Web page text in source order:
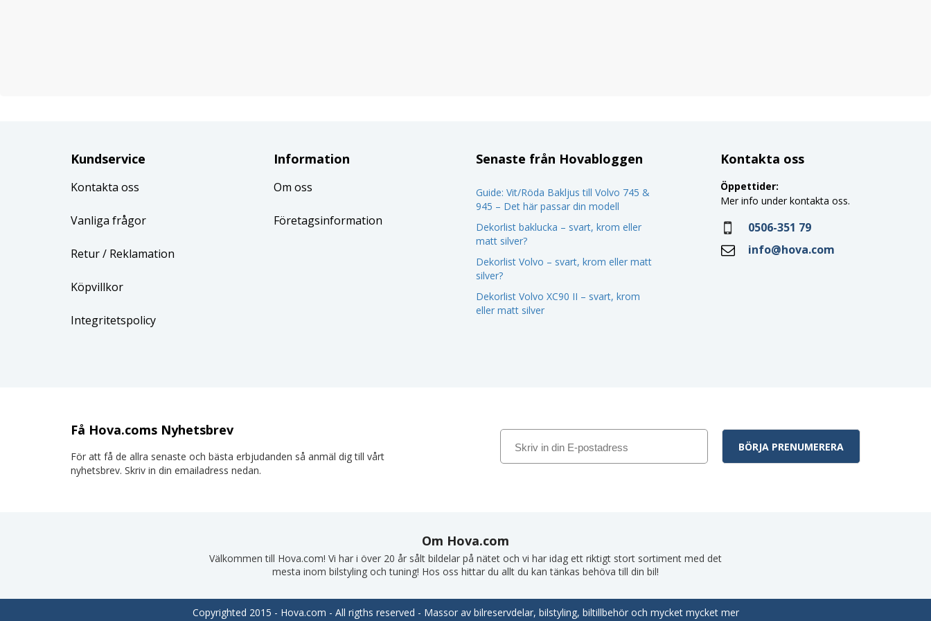
Kundservice
Kontakta oss
Vanliga frågor
Retur/ Reklamation
Köpvillkor
Integritetspolicy
Information
Om oss
Företagsinformation
Senaste från Hovabloggen
Guide: Vit/Röda Bakljus till Volvo 745 &
945 – Det här passar din modell
Dekorlist baklucka – svart, krom eller
matt silver?
Dekorlist Volvo – svart, krom eller matt
silver?
Dekorlist Volvo XC90 II – svart, krom
eller matt silver
Kontakta oss
Öppettider:
Mer info under kontakta oss.
0506-351 79
info@hova.com
Få Hova.coms Nyhetsbrev
För att få de allra senaste och bästa erbjudanden så anmäl dig till vårt
nyhetsbrev. Skriv in din emailadress nedan.
Om Hova.com
Välkommen till Hova.com! Vi har i över 20 år sålt bildelar på nätet och vi har idag ett riktigt stort sortiment med det
mesta inom bilstyling och tuning! Hos oss hittar du allt du kan tänkas behöva till din bil!
Copyrighted 2015 - Hova.com - All rigths reserved - Massor av bilreservdelar, bilstyling, biltillbehör och mycket mycket mer